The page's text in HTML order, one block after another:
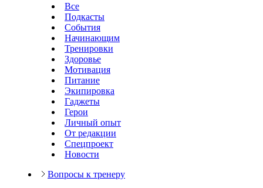
Все
Подкасты
События
Начинающим
Тренировки
Здоровье
Мотивация
Питание
Экипировка
Гаджеты
Герои
Личный опыт
От редакции
Спецпроект
Новости
Вопросы к тренеру